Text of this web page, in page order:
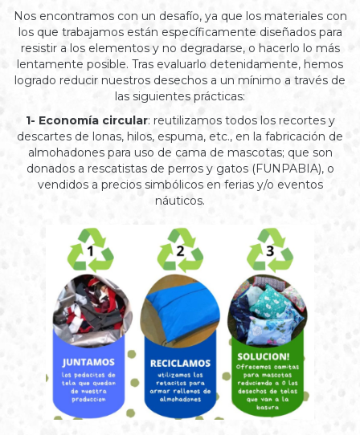
Nos encontramos con un desafío, ya que los materiales con
los que trabajamos están específicamente diseñados para
resistir a los elementos y no degradarse, o hacerlo lo más
lentamente posible. Tras evaluarlo detenidamente, hemos
logrado reducir nuestros desechos a un mínimo a través de
las siguientes prácticas:
1- Economía circular: reutilizamos todos los recortes y
descartes de lonas, hilos, espuma, etc., en la fabricación de
almohadones para uso de cama de mascotas; que son
donados a rescatistas de perros y gatos (FUNPABIA), o
vendidos a precios simbólicos en ferias y/o eventos
náuticos.